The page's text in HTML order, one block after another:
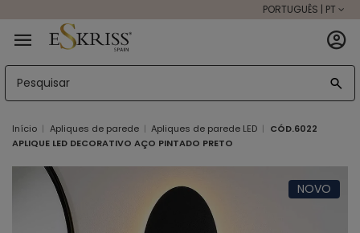
PORTUGUÊS | PT
Início Apliques de parede Apliques de parede LED
CÓD.6022
APLIQUE LED DECORATIVO AÇO PINTADO PRETO
NOVO